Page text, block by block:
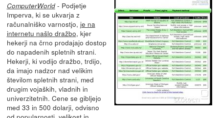
ComputerWorld- Podjetje
Imperva, ki se ukvarja z
računalniško varnostjo, je na
internetu našlo dražbo, kjer
hekerji na črno prodajajo dostop
do napadenih spletnih strani.
Hekerji, ki vodijo dražbo, trdijo,
da imajo nadzor nad velikim
številom spletnih strani, med
drugim vojaških, vladnih in
univerzitetnih. Cene se gibljejo
med 33 in 500 dolarji, odvisno